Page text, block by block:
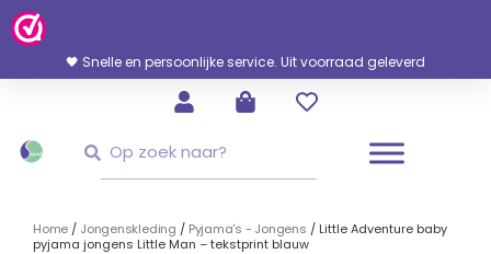
Ga
Naar
Inhoud
🖤 Snelle en persoonlijke service. Uit voorraad geleverd
Home / Jongenskleding / Pyjama's - Jongens / Little Adventure baby
pyjama jongens Little Man – tekstprint blauw